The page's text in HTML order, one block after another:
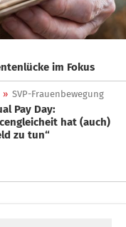
im Fokus
» SVP-Frauenbewegung
hat (auch)
zu tun“